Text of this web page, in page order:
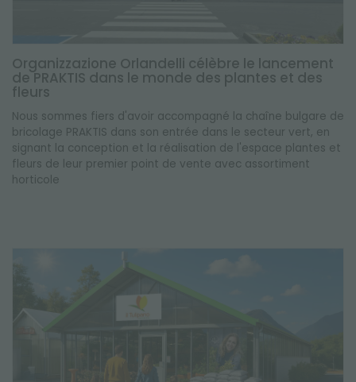
Organizzazione Orlandelli célèbre le lancement
de PRAKTIS dans le monde des plantes et des
fleurs
Nous sommes fiers d'avoir accompagné la chaîne bulgare de
bricolage PRAKTIS dans son entrée dans le secteur vert, en
signant la conception et la réalisation de l'espace plantes et
fleurs de leur premier point de vente avec assortiment
horticole